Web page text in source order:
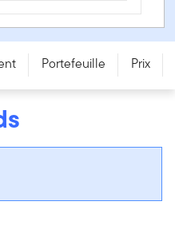
Franklin -
Portefeuille Prix